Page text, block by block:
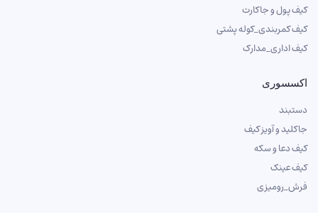
کیف پول و جاکارت
کیف کمربندی_کوله پشتی
کیف اداری_مدارک
اکسسوری
دستبند
جاکلید و آویز کیف
کیف دعا و سکه
کیف عینک
فرش_رومیزی